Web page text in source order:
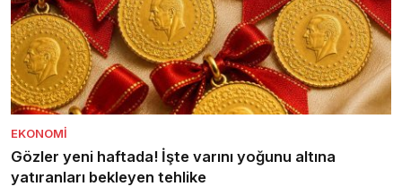
EKONOMI
Gözler yeni haftada! İşte varını yoğunu altına
yatıranları bekleyen tehlike